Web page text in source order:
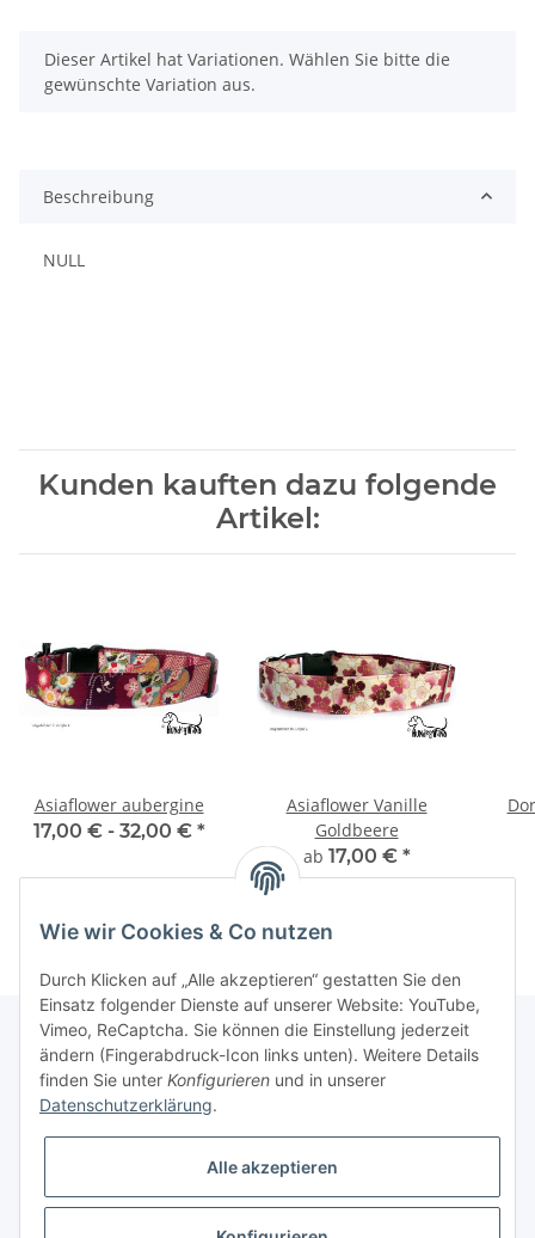
x
Dieser Artikel hat Variationen. Wählen Sie bitte die
gewünschte Variation aus.
Beschreibung
NULL
Kunden kauften dazu folgende
Artikel:
Asiaflower aubergine
17,00 € - 32,00 € *
Asiaflower Vanille
Goldbeere
ab 17,00 € *
Informationen
Galerie
Wie wir Cookies & Co nutzen
Durch Klicken auf „Alle akzeptieren“ gestatten Sie den
Einsatz folgender Dienste auf unserer Website: YouTube,
Vimeo, ReCaptcha. Sie können die Einstellung jederzeit
ändern (Fingerabdruck-Icon links unten). Weitere Details
finden Sie unter Konfigurieren und in unserer
Datenschutzerklärung.
Alle akzeptieren